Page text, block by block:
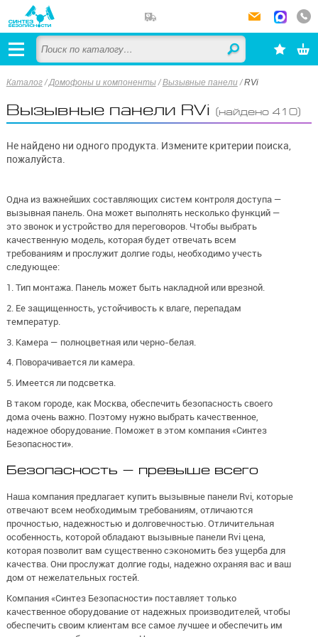
Каталог /Домофоны и компоненты /Вызывные панели/RVi
Вызывные панели RVi (найдено 410)
Не найдено ни одного продукта. Измените критерии поиска,
пожалуйста.
Одна из важнейших составляющих систем контроля доступа —
вызывная панель. Она может выполнять несколько функций —
это звонок и устройство для переговоров. Чтобы выбрать
качественную модель, которая будет отвечать всем
требованиям и прослужит долгие годы, необходимо учесть
следующее:
1. Тип монтажа. Панель может быть накладной или врезной.
2. Ее защищенность, устойчивость к влаге, перепадам
температур.
3. Камера — полноцветная или черно-белая.
4. Поворачивается ли камера.
5. Имеется ли подсветка.
В таком городе, как Москва, обеспечить безопасность своего
дома очень важно. Поэтому нужно выбрать качественное,
надежное оборудование. Поможет в этом компания «Синтез
Безопасности».
Безопасность — превыше всего
Наша компания предлагает купить вызывные панели Rvi, которые
отвечают всем необходимым требованиям, отличаются
прочностью, надежностью и долговечностью. Отличительная
особенность, которой обладают вызывные панели Rvi цена,
которая позволит вам существенно сэкономить без ущерба для
качества. Они прослужат долгие годы, надежно охраняя вас и ваш
дом от нежелательных гостей.
Компания «Синтез Безопасности» поставляет только
качественное оборудование от надежных производителей, чтобы
обеспечить своим клиентам все самое лучшее и обеспечить им